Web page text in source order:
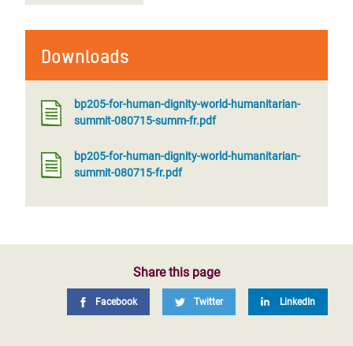
Downloads
bp205-for-human-dignity-world-humanitarian-
summit-080715-summ-fr.pdf
bp205-for-human-dignity-world-humanitarian-
summit-080715-fr.pdf
Share this page
Facebook Twitter LinkedIn